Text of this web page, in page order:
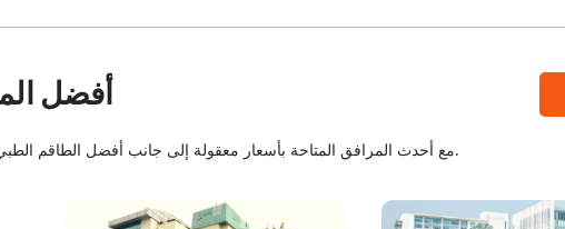
أفضل
المستشفيات المعتمدة من JCI و NABH مع أحدث المرافق المتاحة بأسعار معقولة إلى جانب أفضل الطاقم الطبي.